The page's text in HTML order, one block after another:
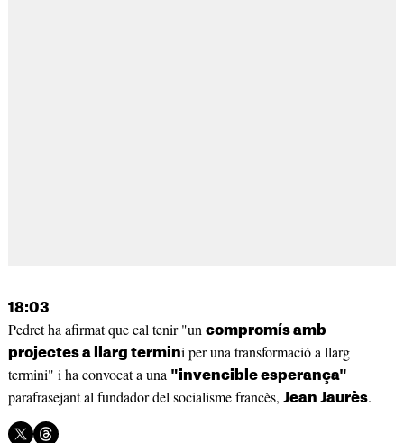
18:03
Pedret ha afirmat que cal tenir "un compromís amb
projectes a llarg termini per una transformació a llarg
termini" i ha convocat a una "invencible esperança"
parafrasejant al fundador del socialisme francès, Jean Jaurès.